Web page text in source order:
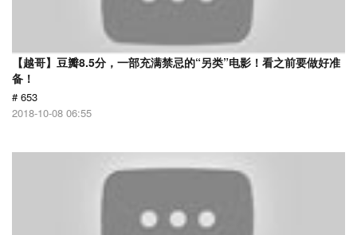
【越哥】豆瓣8.5分，一部充满禁忌的“另类”电影！看之前要做好准
备！
# 653
2018-10-08 06:55